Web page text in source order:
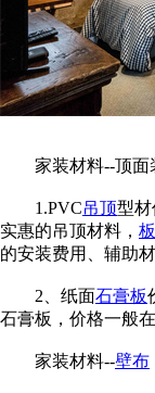
家装材料--顶面
1.PVC吊顶型
实惠的吊顶材料，
的安装费用、辅助
2、纸面石膏板
石膏板，价格一般在
家装材料--壁布